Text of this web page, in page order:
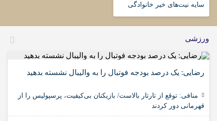
سایه نیت‌های خیر خانوادگی
ورزشی
رضایی: یک درصد بودجه فوتبال را به والیبال نشسته بدهید
منافی: توقع از تارتار بالاست/ بازیکنان بی‌کیفیت، پرسپولیس را از
قهرمانی دور کردند